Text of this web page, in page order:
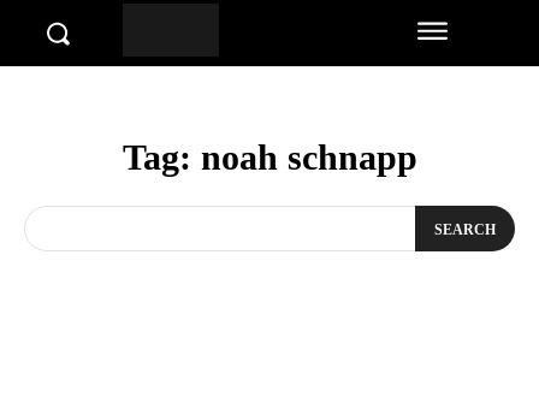
Tag: noah schnapp
SEARCH